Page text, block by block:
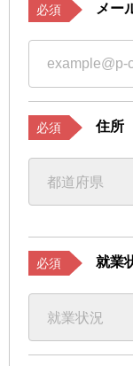
必須 メー
必須 住所
必須 就業